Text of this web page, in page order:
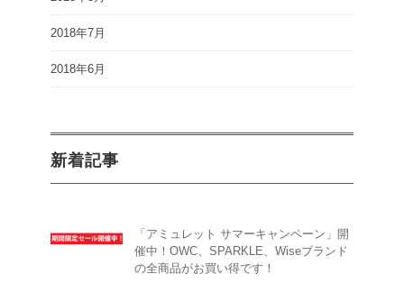
2018年7月
2018年6月
新着記事
「アミュレット サマーキャンペーン」開
催中！OWC、SPARKLE、Wiseブランド
の全商品がお買い得です！